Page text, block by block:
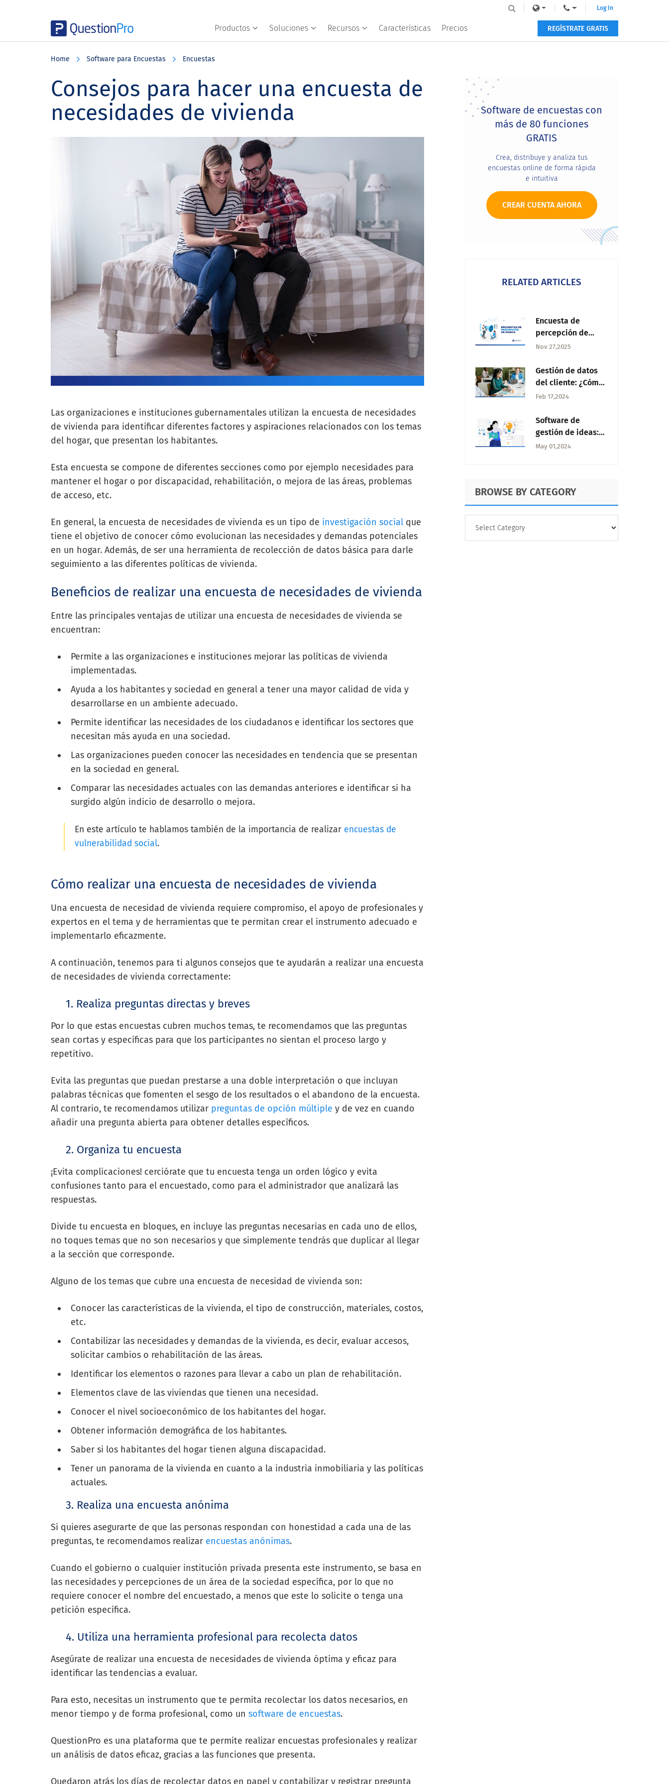
Productos Soluciones Recursos Características Precios
Log In
REGÍSTRATE GRATIS
Home Software para Encuestas Encuestas
Consejos para hacer una encuesta de
necesidades de vivienda
Las organizaciones e instituciones gubernamentales utilizan la encuesta de necesidades
de vivienda para identificar diferentes factores y aspiraciones relacionados con los temas
del hogar, que presentan los habitantes.
Esta encuesta se compone de diferentes secciones como por ejemplo necesidades para
mantener el hogar o por discapacidad, rehabilitación, o mejora de las áreas, problemas
de acceso, etc.
En general, la encuesta de necesidades de vivienda es un tipo de investigación social que
tiene el objetivo de conocer cómo evolucionan las necesidades y demandas potenciales
en un hogar. Además, de ser una herramienta de recolección de datos básica para darle
seguimiento a las diferentes políticas de vivienda.
Beneficios de realizar una encuesta de necesidades de vivienda
Entre las principales ventajas de utilizar una encuesta de necesidades de vivienda se
encuentran:
Permite a las organizaciones e instituciones mejorar las políticas de vivienda
implementadas.
Ayuda a los habitantes y sociedad en general a tener una mayor calidad de vida y
desarrollarse en un ambiente adecuado.
Permite identificar las necesidades de los ciudadanos e identificar los sectores que
necesitan más ayuda en una sociedad.
Las organizaciones pueden conocer las necesidades en tendencia que se presentan
en la sociedad en general.
Comparar las necesidades actuales con las demandas anteriores e identificar si ha
surgido algún indicio de desarrollo o mejora.
En este artículo te hablamos también de la importancia de realizar encuestas de
vulnerabilidad social.
Cómo realizar una encuesta de necesidades de vivienda
Una encuesta de necesidad de vivienda requiere compromiso, el apoyo de profesionales y
expertos en el tema y de herramientas que te permitan crear el instrumento adecuado e
implementarlo eficazmente.
A continuación, tenemos para ti algunos consejos que te ayudarán a realizar una encuesta
de necesidades de vivienda correctamente:
1. Realiza preguntas directas y breves
Por lo que estas encuestas cubren muchos temas, te recomendamos que las preguntas
sean cortas y específicas para que los participantes no sientan el proceso largo y
repetitivo.
Evita las preguntas que puedan prestarse a una doble interpretación o que incluyan
palabras técnicas que fomenten el sesgo de los resultados o el abandono de la encuesta.
Al contrario, te recomendamos utilizar preguntas de opción múltiple y de vez en cuando
añadir una pregunta abierta para obtener detalles específicos.
2. Organiza tu encuesta
¡Evita complicaciones! cerciórate que tu encuesta tenga un orden lógico y evita
confusiones tanto para el encuestado, como para el administrador que analizará las
respuestas.
Divide tu encuesta en bloques, en incluye las preguntas necesarias en cada uno de ellos,
no toques temas que no son necesarios y que simplemente tendrás que duplicar al llegar
a la sección que corresponde.
Alguno de los temas que cubre una encuesta de necesidad de vivienda son:
Conocer las características de la vivienda, el tipo de construcción, materiales, costos,
etc.
Contabilizar las necesidades y demandas de la vivienda, es decir, evaluar accesos,
solicitar cambios o rehabilitación de las áreas.
Identificar los elementos o razones para llevar a cabo un plan de rehabilitación.
Elementos clave de las viviendas que tienen una necesidad.
Conocer el nivel socioeconómico de los habitantes del hogar.
Obtener información demográfica de los habitantes.
Saber si los habitantes del hogar tienen alguna discapacidad.
Tener un panorama de la vivienda en cuanto a la industria inmobiliaria y las políticas
actuales.
3. Realiza una encuesta anónima
Si quieres asegurarte de que las personas respondan con honestidad a cada una de las
preguntas, te recomendamos realizar encuestas anónimas.
Cuando el gobierno o cualquier institución privada presenta este instrumento, se basa en
las necesidades y percepciones de un área de la sociedad específica, por lo que no
requiere conocer el nombre del encuestado, a menos que este lo solicite o tenga una
petición específica.
4. Utiliza una herramienta profesional para recolecta datos
Asegúrate de realizar una encuesta de necesidades de vivienda óptima y eficaz para
identificar las tendencias a evaluar.
Para esto, necesitas un instrumento que te permita recolectar los datos necesarios, en
menor tiempo y de forma profesional, como un software de encuestas.
QuestionPro es una plataforma que te permite realizar encuestas profesionales y realizar
un análisis de datos eficaz, gracias a las funciones que presenta.
Quedaron atrás los días de recolectar datos en papel y contabilizar y registrar pregunta
Primary
Sidebar
Software de encuestas con
más de 80 funciones
GRATIS
Crea, distribuye y analiza tus
encuestas online de forma rápida
e intuitiva
CREAR CUENTA AHORA
RELATED ARTICLES
Encuesta de
percepción de
marca: Cómo
Nov 27,2025
Gestión de datos
del cliente: ¿Cómo
realizarla?
Feb 17,2024
Software de
gestión de ideas:
Qué es, usos y
May 01,2024
BROWSE BY CATEGORY
CATEGORY